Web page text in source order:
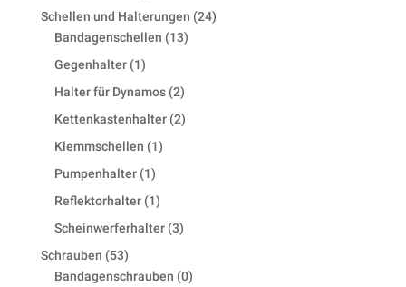
products
Schellen und Halterungen 2424
Bandagenschellen 1313
Gegenhalter 11
product
Halter für Dynamos 22
products
Kettenkastenhalter 22
Klemmschellen 11
Pumpenhalter 11
product
Reflektorhalter 11
product
Scheinwerferhalter 33
Schrauben 5353
products
Bandagenschrauben 00